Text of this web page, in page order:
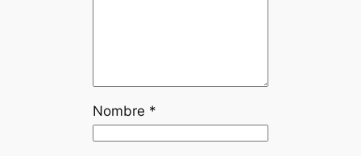
Nombre *